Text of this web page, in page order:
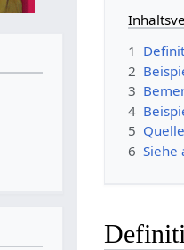
1
2
3
4
5
6 Siehe